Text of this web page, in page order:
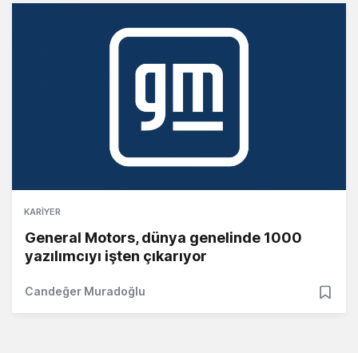
KARIYER
General Motors, dünya genelinde 1000
yazılımcıyı işten çıkarıyor
Candeğer Muradoğlu